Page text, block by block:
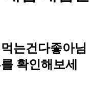
는건다좋아님
확인해보세